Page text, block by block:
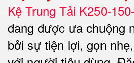
Kệ Trung Tải K250-
đang được ưa chuộng
bởi sự tiện lợi, gọn